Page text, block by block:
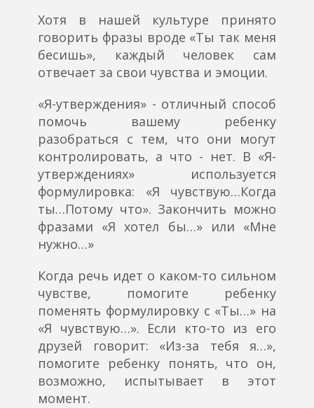
Хотя в нашей культуре принято
говорить фразы вроде «Ты так меня
бесишь», каждый человек сам
отвечает за свои чувства и эмоции.
«Я-утверждения» - отличный способ
помочь вашему ребенку
разобраться с тем, что они могут
контролировать, а что - нет. В «Я-
утверждениях» используется
формулировка: «Я чувствую…Когда
ты…Потому что». Закончить можно
фразами «Я хотел бы…» или «Мне
нужно…»
Когда речь идет о каком-то сильном
чувстве, помогите ребенку
поменять формулировку с «Ты…» на
«Я чувствую…». Если кто-то из его
друзей говорит: «Из-за тебя я…»,
помогите ребенку понять, что он,
возможно, испытывает в этот
момент.